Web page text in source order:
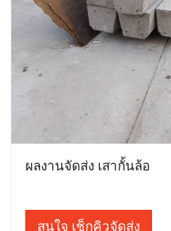
ผลงานจัดส่ง เสากั้นล้อ
สนใจ เช็กคิวจัดส่ง